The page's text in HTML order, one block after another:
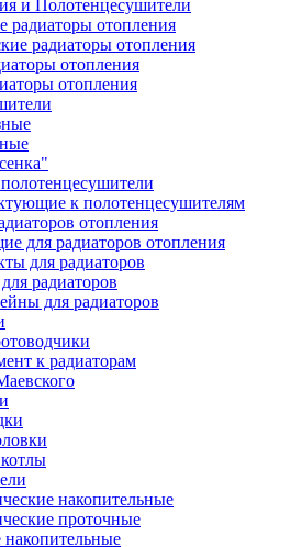
и Полотенцесушители
отопления
радиаторы отопления
отопления
отопления
к полотенцесушителям
отопления
для радиаторов отопления
для радиаторов
радиаторов
для радиаторов
к радиаторам
накопительные
проточные
накопительные